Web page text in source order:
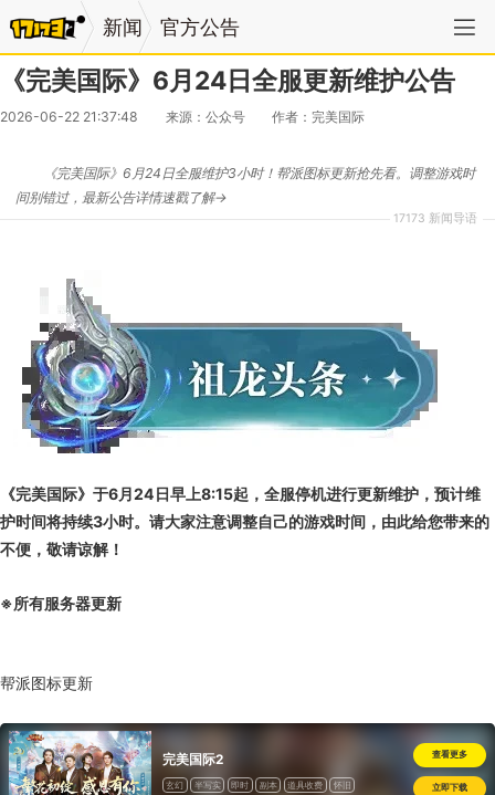
新闻 官方公告
《完美国际》6月24日全服更新维护公告
2026-06-22 21:37:48 来源：公众号 作者：完美国际
17173 新闻导语
《完美国际》6月24日全服维护3小时！帮派图标更新抢先看。调整游戏时
间别错过，最新公告详情速戳了解→
《完美国际》于6月24日早上8:15起，全服停机进行更新维护，预计维
护时间将持续3小时。请大家注意调整自己的游戏时间，由此给您带来的
不便，敬请谅解！
※所有服务器更新
帮派图标更新
完美国际2
玄幻 半写实 即时 副本 道具收费 怀旧
查看更多
立即下载